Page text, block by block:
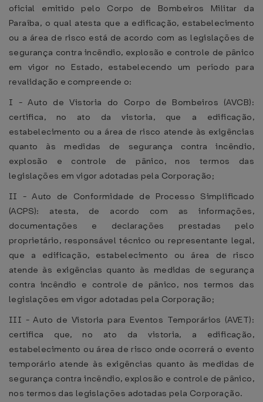
oficial emitido pelo Corpo de Bombeiros Militar da
Paraíba, o qual atesta que a edificação, estabelecimento
ou a área de risco está de acordo com as legislações de
segurança contra incêndio, explosão e controle de pânico
em vigor no Estado, estabelecendo um período para
revalidação e compreende o:
I - Auto de Vistoria do Corpo de Bombeiros (AVCB):
certifica, no ato da vistoria, que a edificação,
estabelecimento ou a área de risco atende às exigências
quanto às medidas de segurança contra incêndio,
explosão e controle de pânico, nos termos das
legislações em vigor adotadas pela Corporação;
II - Auto de Conformidade de Processo Simplificado
(ACPS): atesta, de acordo com as informações,
documentações e declarações prestadas pelo
proprietário, responsável técnico ou representante legal,
que a edificação, estabelecimento ou área de risco
atende às exigências quanto às medidas de segurança
contra incêndio e controle de pânico, nos termos das
legislações em vigor adotadas pela Corporação;
III - Auto de Vistoria para Eventos Temporários (AVET):
certifica que, no ato da vistoria, a edificação,
estabelecimento ou área de risco onde ocorrerá o evento
temporário atende às exigências quanto às medidas de
segurança contra incêndio, explosão e controle de pânico,
nos termos das legislações adotadas pela Corporação.